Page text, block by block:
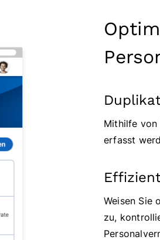
Mithilfe
erfasst
Weisen Sie
zu,